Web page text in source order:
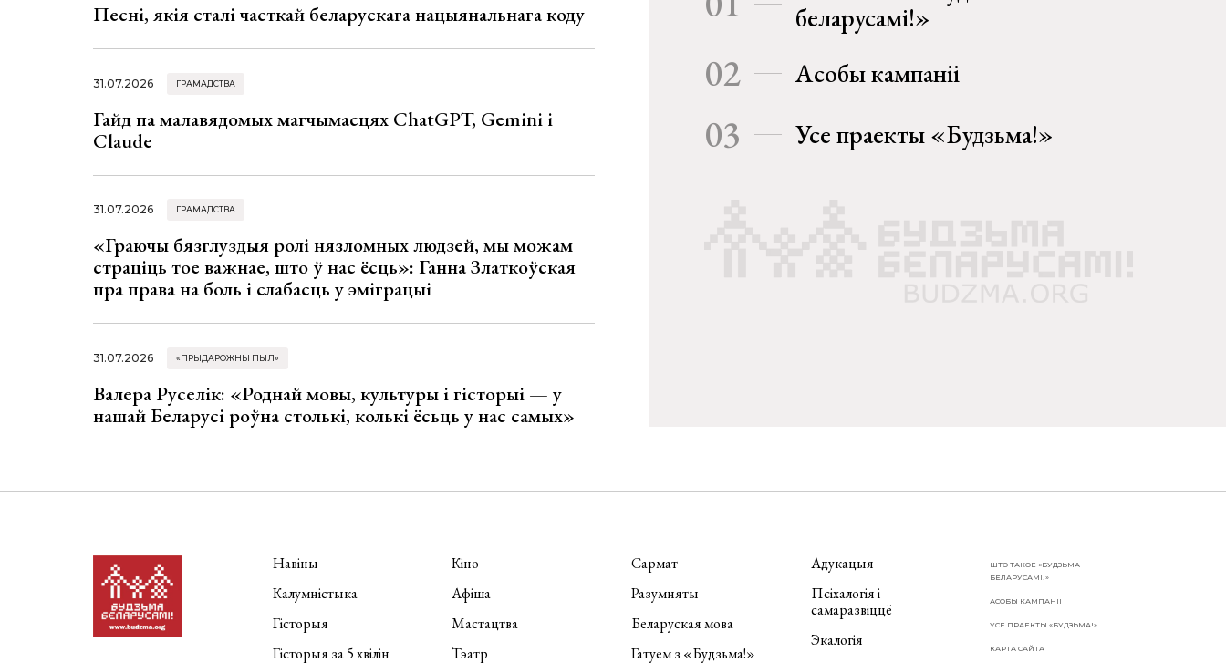
Песні, якія сталі часткай беларускага нацыянальнага коду
31.07.2026 ГРАМАДСТВА
Гайд па малавядомых магчымасцях ChatGPT, Gemini і
Claude
31.07.2026 ГРАМАДСТВА
«Граючы бязглуздыя ролі нязломных людзей, мы можам
страціць тое важнае, што ў нас ёсць»: Ганна Златкоўская
пра права на боль і слабасць у эміграцыі
31.07.2026 «ПРЫДАРОЖНЫ ПЫЛ»
Валера Руселік: «Роднай мовы, культуры і гісторыі — у
нашай Беларусі роўна столькі, колькі ёсьць у нас самых»
беларусамі!»
02 Асобы кампаніі
03 Усе праекты «Будзьма!»
Навіны
Калумністыка
Гісторыя
Гісторыя за 5 хвілін
Кіно
Афіша
Мастацтва
Тэатр
Сармат
Разумняты
Беларуская мова
Гатуем з «Будзьма!»
Адукацыя
Псіхалогія і
самаразвіццё
Экалогія
ШТО ТАКОЕ «БУДЗЬМА
БЕЛАРУСАМІ!»
АСОБЫ КАМПАНІІ
УСЕ ПРАЕКТЫ «БУДЗЬМА!»
КАРТА САЙТА